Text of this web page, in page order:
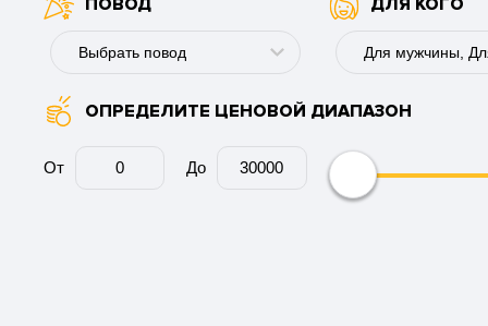
Буковель
Винница
Ивано-Франковск
ПОВОД
Выбрать повод
День рождения
ДЛЯ КОГО
Для мужчины
ОПРЕДЕЛИТЕ ЦЕНОВОЙ ДИАПАЗОН
От До